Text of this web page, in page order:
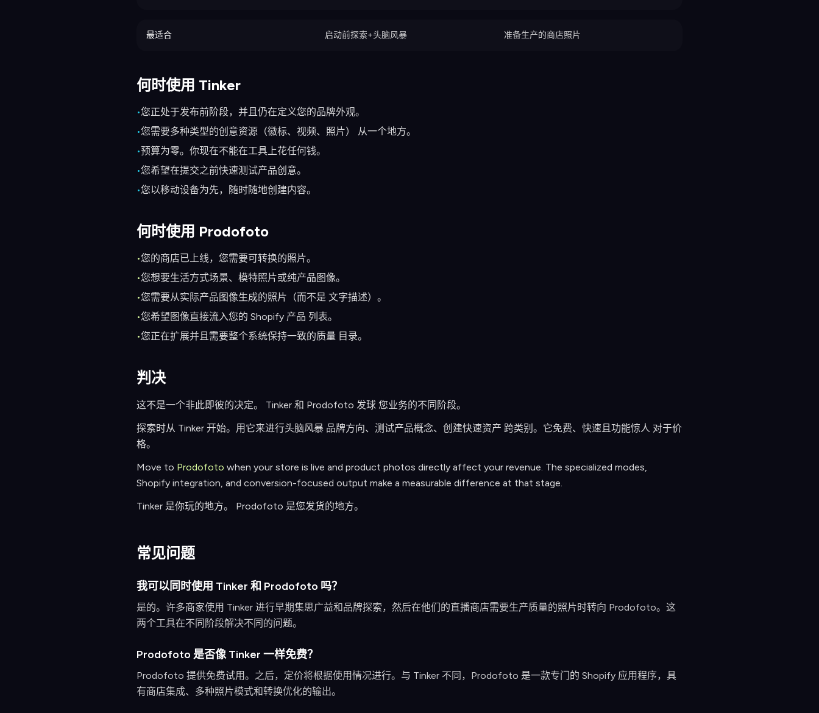
最适合 启动前探索+头脑风暴 准备生产的商店照片
何时使用 Tinker
•您正处于发布前阶段，并且仍在定义您的品牌外观。
•您需要多种类型的创意资源（徽标、视频、照片） 从一个地方。
•预算为零。你现在不能在工具上花任何钱。
•您希望在提交之前快速测试产品创意。
•您以移动设备为先，随时随地创建内容。
何时使用 Prodofoto
•您的商店已上线，您需要可转换的照片。
•您想要生活方式场景、模特照片或纯产品图像。
•您需要从实际产品图像生成的照片（而不是 文字描述）。
•您希望图像直接流入您的 Shopify 产品 列表。
•您正在扩展并且需要整个系统保持一致的质量 目录。
判决
这不是一个非此即彼的决定。 Tinker 和 Prodofoto 发球 您业务的不同阶段。
探索时从 Tinker 开始。用它来进行头脑风暴 品牌方向、测试产品概念、创建快速资产 跨类别。它免费、快速且功能惊人 对于价
格。
Move to Prodofoto when your store is live and product photos directly affect your revenue. The specialized modes,
Shopify integration, and conversion-focused output make a measurable difference at that stage.
Tinker 是你玩的地方。 Prodofoto 是您发货的地方。
常见问题
我可以同时使用 Tinker 和 Prodofoto 吗？
是的。许多商家使用 Tinker 进行早期集思广益和品牌探索，然后在他们的直播商店需要生产质量的照片时转向 Prodofoto。这
两个工具在不同阶段解决不同的问题。
Prodofoto 是否像 Tinker 一样免费？
Prodofoto 提供免费试用。之后，定价将根据使用情况进行。与 Tinker 不同，Prodofoto 是一款专门的 Shopify 应用程序，具
有商店集成、多种照片模式和转换优化的输出。